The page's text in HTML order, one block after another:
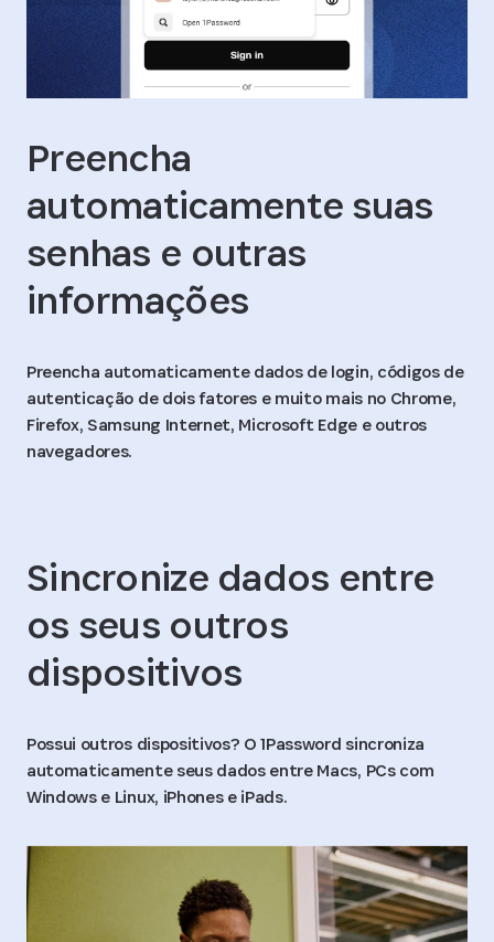
Preencha
automaticamente suas
senhas e outras
informações
Preencha automaticamente dados de login, códigos de
autenticação de dois fatores e muito mais no Chrome,
Firefox, Samsung Internet, Microsoft Edge e outros
navegadores.
Sincronize dados entre
os seus outros
dispositivos
Possui outros dispositivos? O 1Password sincroniza
automaticamente seus dados entre Macs, PCs com
Windows e Linux, iPhones e iPads.